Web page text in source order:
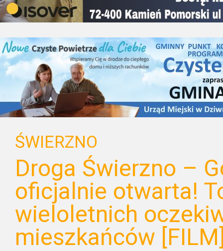
ŚWIERZNO
Droga Świerzno –
oficjalnie otwarta!
wieloletnich
mieszkańców